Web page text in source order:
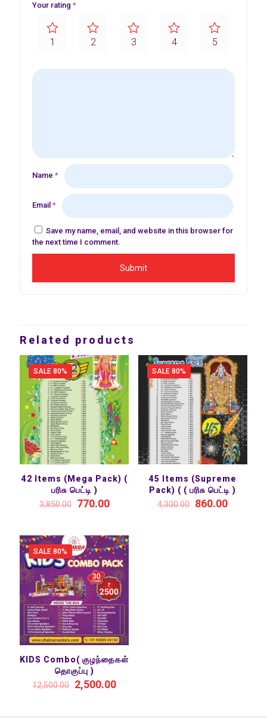
Your rating *
1 2 3 4 5
Name *
Email *
Save my name, email, and website in this browser for
the next time I comment.
Related products
SALE 80%
42 Items (Mega Pack) (
பரிசு பெட்டி )
3,850.00 770.00
SALE 80%
45 Items (Supreme
Pack) ( ( பரிசு பெட்டி )
4,300.00 860.00
SALE 80%
KIDS Combo( குழந்தைகள்
தொகுப்பு )
12,500.00 2,500.00